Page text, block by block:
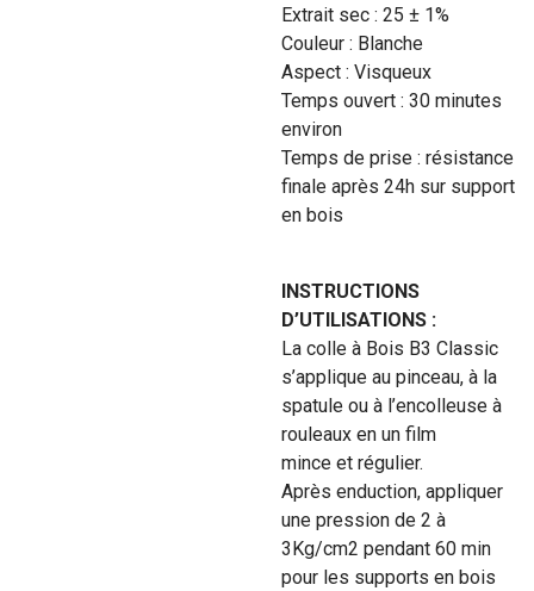
Extrait sec : 25 ± 1%
Couleur : Blanche
Aspect : Visqueux
Temps ouvert : 30 minutes
environ
Temps de prise : résistance
finale après 24h sur support
en bois
INSTRUCTIONS
D’UTILISATIONS :
La colle à Bois B3 Classic
s’applique au pinceau, à la
spatule ou à l’encolleuse à
rouleaux en un film
mince et régulier.
Après enduction, appliquer
une pression de 2 à
3Kg/cm2 pendant 60 min
pour les supports en bois